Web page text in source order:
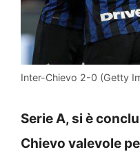
Inter-Chievo 2-0 (Getty
Serie A, si è
Chievo valevole